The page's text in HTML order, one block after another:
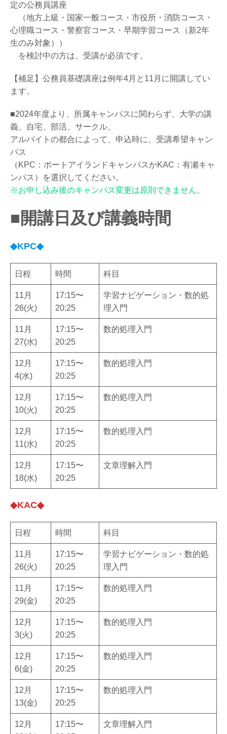
定の公務員講座
（地方上級・国家一般コース・市役所・消防コース・
心理職コース・警察官コース・早期学習コース（新2年
生のみ対象））
を検討中の方は、受講が必須です。
【補足】公務員基礎講座は例年4月と11月に開講してい
ます。
■2024年度より、所属キャンパスに関わらず、大学の講
義、自宅、部活、サークル、
アルバイトの都合によって、申込時に、受講希望キャン
パス
（KPC：ポートアイランドキャンパスかKAC：有瀬キャ
ンパス）を選択してください。
※お申し込み後のキャンパス変更は原則できません。
■開講日及び講義時間
◆KPC◆
日程 時間 科目
11月
26(火)
17:15〜
20:25
学習ナビゲーション・数的処
理入門
11月
27(水)
17:15〜
20:25
数的処理入門
12月
4(水)
17:15〜
20:25
数的処理入門
12月
10(火)
17:15〜
20:25
数的処理入門
12月
11(水)
17:15〜
20:25
数的処理入門
12月
18(水)
17:15〜
20:25
文章理解入門
◆KAC◆
日程 時間 科目
11月
26(火)
17:15〜
20:25
学習ナビゲーション・数的処
理入門
11月
29(金)
17:15〜
20:25
数的処理入門
12月
3(火)
17:15〜
20:25
数的処理入門
12月
6(金)
17:15〜
20:25
数的処理入門
12月
13(金)
17:15〜
20:25
数的処理入門
12月
17:15〜
文章理解入門